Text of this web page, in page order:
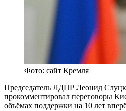
Фото: сайт Кремля
Председатель ЛДПР Леонид
прокомментировал переговоры
объёмах поддержки на 10 лет